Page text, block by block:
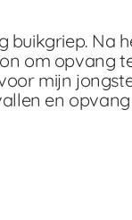
buikgriep. Na
om opvang
mijn
en